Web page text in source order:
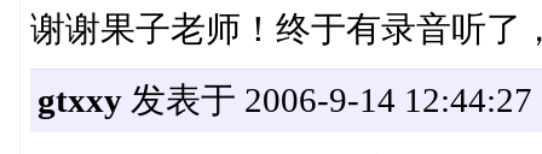
谢谢果子老师！终于有录音听了
gtxxy发表于 2006-9-14 12:44:27